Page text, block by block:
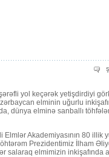
yol keçərək yetişdirdiyi
elminin uğurlu
dünya elminə sanballı
Akademiyasının 80 illik
Prezidentimiz İlham
salaraq elmimizin inkişafında